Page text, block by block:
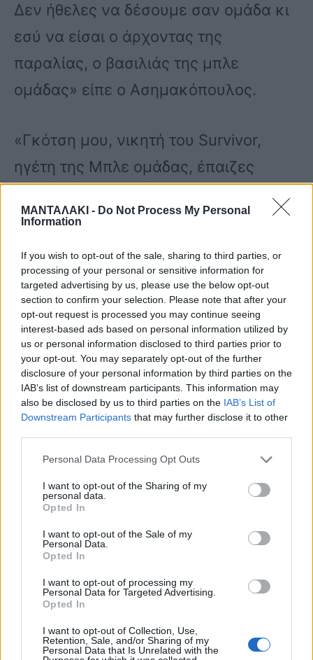
ΜΑΝΤΑΛΑΚΙ - Do Not Process My Personal
Information
If you wish to opt-out of the sale, sharing to third parties, or
processing of your personal or sensitive information for
targeted advertising by us, please use the below opt-out
section to confirm your selection. Please note that after your
opt-out request is processed you may continue seeing
interest-based ads based on personal information utilized by
us or personal information disclosed to third parties prior to
your opt-out. You may separately opt-out of the further
disclosure of your personal information by third parties on the
IAB’s list of downstream participants. This information may
also be disclosed by us to third parties on the IAB’s List of
Downstream Participants that may further disclose it to other
Personal Data Processing Opt Outs
I want to opt-out of the Sharing of my
personal data.
Opted In
I want to opt-out of the Sale of my
Personal Data.
Opted In
I want to opt-out of processing my
Personal Data for Targeted Advertising.
Opted In
I want to opt-out of Collection, Use,
Retention, Sale, and/or Sharing of my
Personal Data that Is Unrelated with the
Δεν ήθελες να δέσουμε σαν ομάδα κι
εσύ να είσαι ο άρχοντας της
παραλίας, ο βασιλιάς της μπλε
ομάδας» είπε ο Ασημακόπουλος.
«Γκότση μου, νικητή του Survivor,
ηγέτη της Μπλε ομάδας, έπαιζες
στον κόσμο ταπεινά. Ταπεινά για την
φαγωμένος; Τολμούσες να παίξεις με
δυνατότερους παίκτες στα δεδομένα
που είχες δημιουργήσει για να τρως;
Απάτη; Άνθρακας ο θησαυρός είσαι
Γκότση μου. Γκότση μου διέπραξες
μία σοβαρή απάτη, αλλά δεν βασίζεται
στηρίζεται περισσότερο στην ευπιστία
του θύματος και τα θύματα ήταν οι
συμπαίκτες σου κι εμείς στην τότε
Κόκκινη ομάδα.
Διέπραξες μια τραγική απάτη σε ένα
παιχνίδι που επιδίωκες να είσαι ίσως
κι ένα από τα φαβορί του τίτλου του